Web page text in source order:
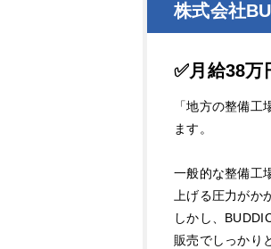
株式会社
✅月給38万
「地方の整備
ます。
一般的な整備工
上げる圧力がか
しかし、
販売でしっかり